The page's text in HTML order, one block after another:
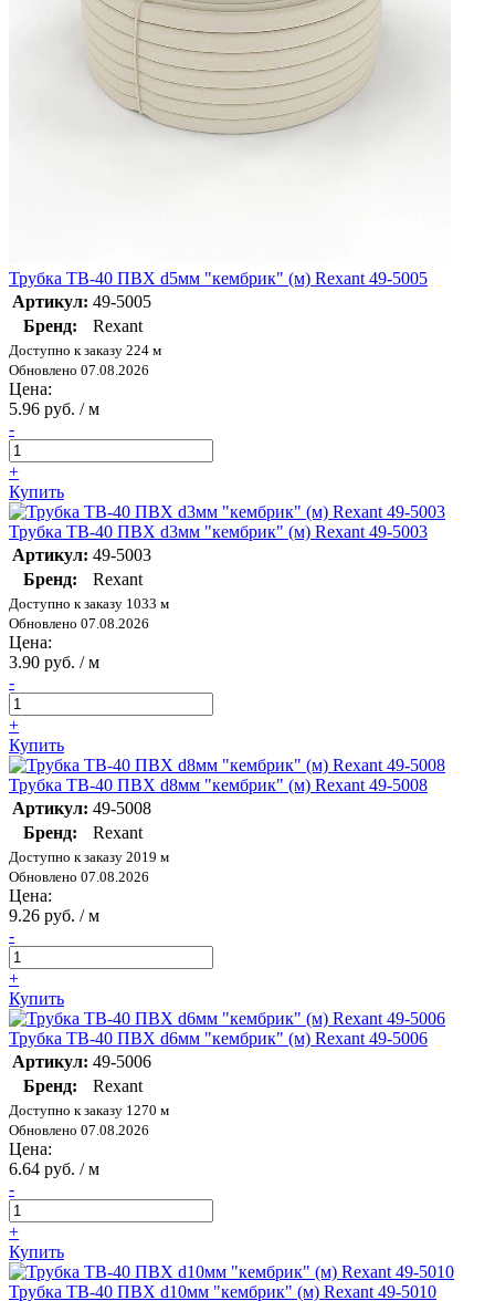
Трубка ТВ-40 ПВХ d5мм "кембрик" (м) Rexant 49-5005
Артикул: 49-5005
Бренд:
Rexant
Доступно к заказу 224 м
Обновлено 07.08.2026
Цена:
5.96 руб. / м
-
+
Купить
Трубка ТВ-40 ПВХ d3мм "кембрик" (м) Rexant 49-5003
Артикул: 49-5003
Бренд:
Rexant
Доступно к заказу 1033 м
Обновлено 07.08.2026
Цена:
3.90 руб. / м
-
+
Купить
Трубка ТВ-40 ПВХ d8мм "кембрик" (м) Rexant 49-5008
Артикул: 49-5008
Бренд:
Rexant
Доступно к заказу 2019 м
Обновлено 07.08.2026
Цена:
9.26 руб. / м
-
+
Купить
Трубка ТВ-40 ПВХ d6мм "кембрик" (м) Rexant 49-5006
Артикул: 49-5006
Бренд:
Rexant
Доступно к заказу 1270 м
Обновлено 07.08.2026
Цена:
6.64 руб. / м
-
+
Купить
Трубка ТВ-40 ПВХ d10мм "кембрик" (м) Rexant 49-5010